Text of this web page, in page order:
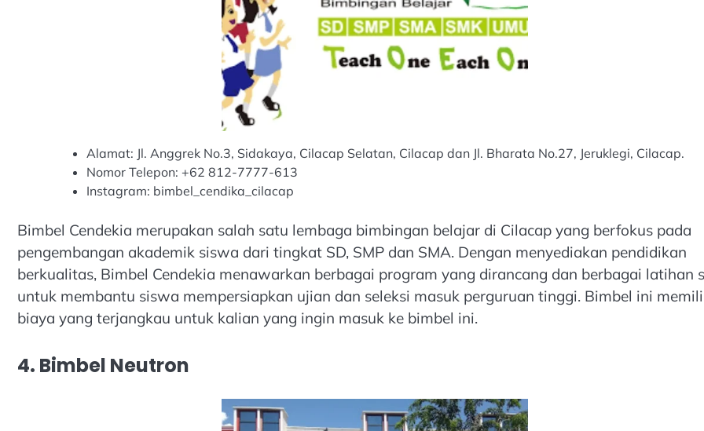
Alamat: Jl. Anggrek No.3, Sidakaya, Cilacap Selatan, Cilacap dan Jl. Bharata No.27, Jeruklegi, Cilacap.
Nomor Telepon: +62 812-7777-613
Instagram: bimbel_cendika_cilacap
Bimbel Cendekia merupakan salah satu lembaga bimbingan belajar di Cilacap yang berfokus pada
pengembangan akademik siswa dari tingkat SD, SMP dan SMA. Dengan menyediakan pendidikan
berkualitas, Bimbel Cendekia menawarkan berbagai program yang dirancang dan berbagai latihan
untuk membantu siswa mempersiapkan ujian dan seleksi masuk perguruan tinggi. Bimbel ini
biaya yang terjangkau untuk kalian yang ingin masuk ke bimbel ini.
4. Bimbel Neutron